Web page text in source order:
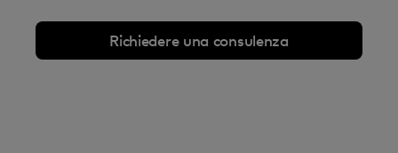
Richiedere una consulenza